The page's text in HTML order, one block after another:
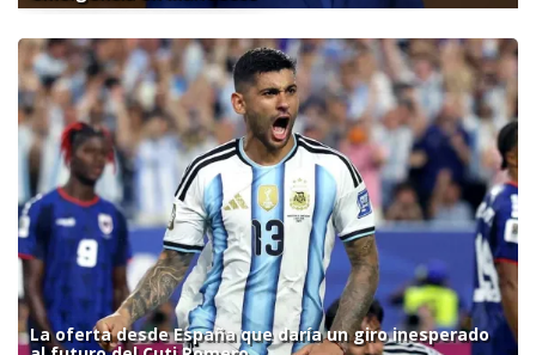
La oferta desde España que daría un giro inesperado